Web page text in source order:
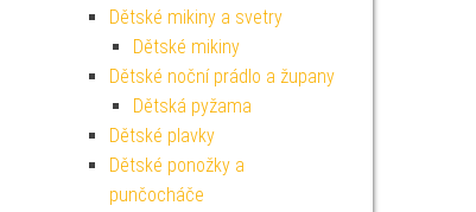
Dětské mikiny a svetry
Dětské mikiny
Dětské noční prádlo a župany
Dětská pyžama
Dětské plavky
Dětské ponožky a
punčocháče